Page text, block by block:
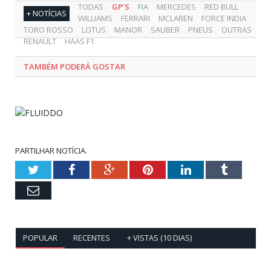
+ NOTÍCIAS
TODAS GP’S FIA MERCEDES
RED BULL
WILLIAMS
FERRARI MCLAREN
FORCE INDIA
TORO ROSSO
LOTUS MANOR SAUBER PNEUS
OUTRAS
RENAULT
HAAS F1
TAMBÉM PODERÁ GOSTAR
PARTILHAR NOTÍCIA.
TwitterFacebookGoogle+PinterestLinkedInTumblr
Email
POPULAR RECENTES + VISTAS (10 DIAS)